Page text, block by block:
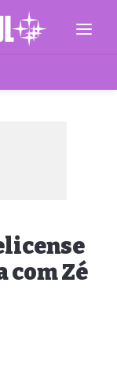
com Zé